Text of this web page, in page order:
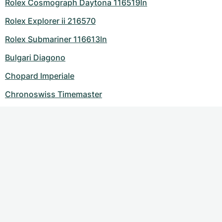
Rolex Cosmograph Daytona 116519ln
Rolex Explorer ii 216570
Rolex Submariner 116613ln
Bulgari Diagono
Chopard Imperiale
Chronoswiss Timemaster